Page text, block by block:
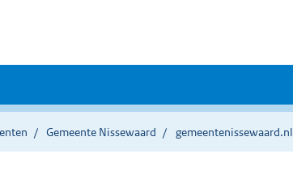
Gemeente Nissewaard gemeentenissewaard.nl